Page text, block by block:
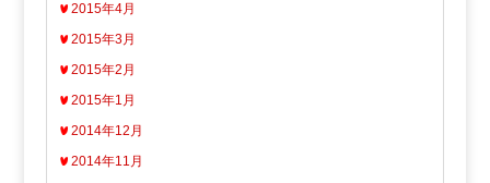
2015年4月
2015年3月
2015年2月
2015年1月
2014年12月
2014年11月